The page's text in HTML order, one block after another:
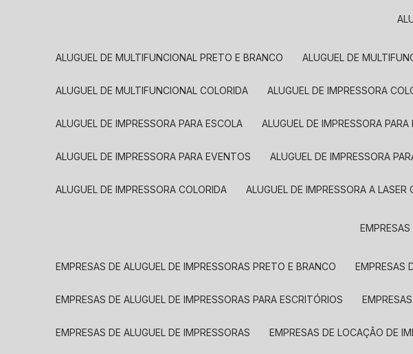
ALUGUEL DE MULTIFUNCIONAL PRETO E BRANCO ALUGUEL DE
ALUGUEL DE MULTIFUNCIONAL COLORIDA ALUGUEL DE IMPRESSORA
ALUGUEL DE IMPRESSORA PARA ESCOLA ALUGUEL DE IMPRESSORA
ALUGUEL DE IMPRESSORA PARA EVENTOS ALUGUEL DE IMPRESSORA
ALUGUEL DE IMPRESSORA COLORIDA ALUGUEL DE IMPRESSORA A LASER
EMPRESAS DE ALUGUEL DE IMPRESSORAS PRETO E BRANCO
EMPRESAS DE ALUGUEL DE IMPRESSORAS PARA ESCRITÓRIOS
EMPRESAS DE ALUGUEL DE IMPRESSORAS EMPRESAS DE LOCAÇÃO DE